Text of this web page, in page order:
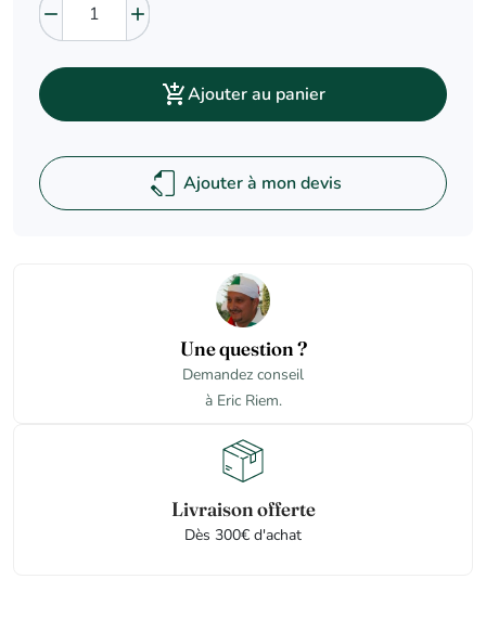
 
Ajouter au panier
Ajouter à mon devis
Une question ?
Demandez conseil
à Eric Riem.
Livraison offerte
Dès 300€ d'achat